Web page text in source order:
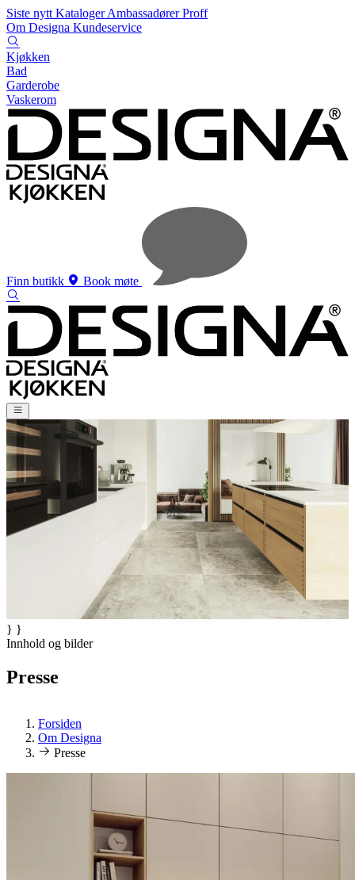
Siste nytt KatalogerAmbassadørerProff
Om Designa Kundeservice
Kjøkken
Bad
Garderobe
Vaskerom
Finn butikk Book møte
} }
Innhold og bilder
Presse
Forsiden
Om Designa
Presse